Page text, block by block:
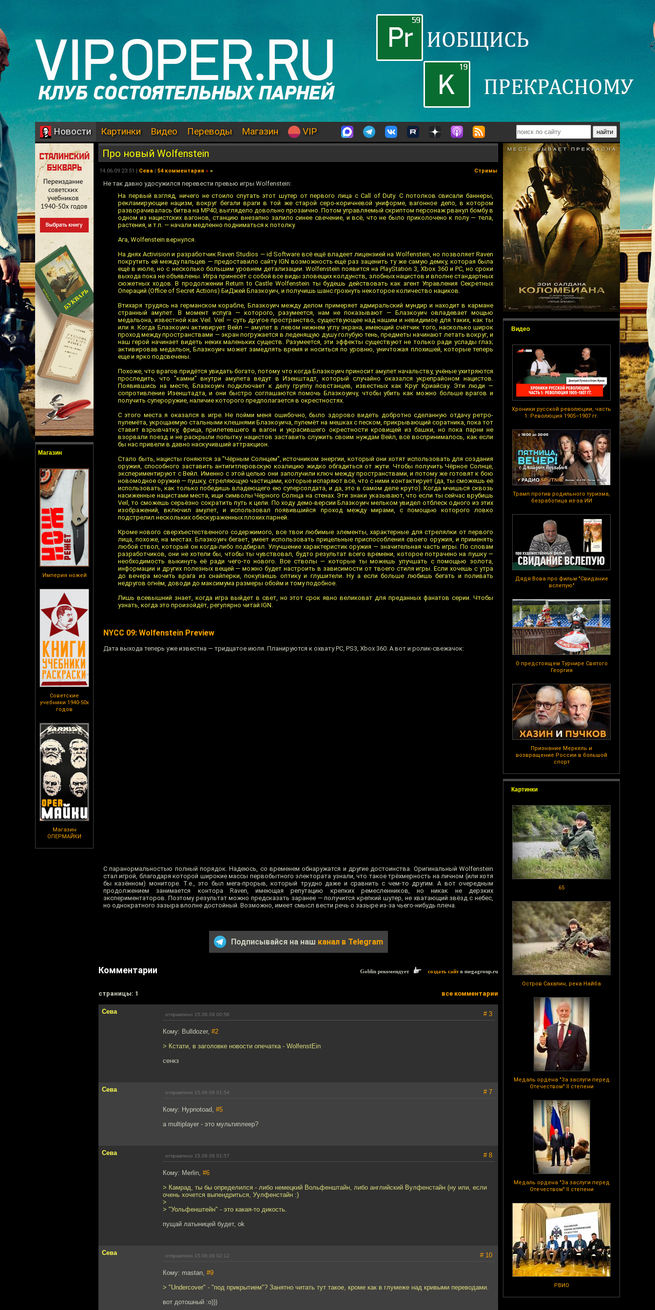
Новости Картинки Видео Переводы Магазин VIP
Магазин
Империя ножей
Советские
учебники 1940-50х
годов
Магазин
ОПЕРМАЙКИ
Видео
Хроники русской революции, часть
1: Революция 1905–1907 гг.
Трамп против родильного туризма,
безработица из-за ИИ
Дядя Вова про фильм "Свидание
вслепую"
О предстоящем Турнире Святого
Георгия
Признание Меркель и
возвращение России в большой
спорт
Картинки
65
Остров Сахалин, река Найба
Медаль ордена "За заслуги перед
Отечеством" II степени
Медаль ордена "За заслуги перед
Отечеством" II степени
РВИО
Про новый Wolfenstein
14.06.09 23:51 | Сева | 54 комментария » » Стримы
Не так давно удосужился перевести превью игры Wolfenstein:
На первый взгляд, ничего не стоило спутать этот шутер от первого лица с Call of Duty. С потолков свисали баннеры,
рекламирующие нацизм, вокруг бегали враги в той же старой серо-коричневой униформе, вагонное депо, в котором
разворачивалась битва на MP40, выглядело довольно прозаично. Потом управляемый скриптом персонаж рванул бомбу в
одном из нацистских вагонов, станцию внезапно залило синее свечение, и всё, что не было приколочено к полу — тела,
растения, и т.п. — начали медленно подниматься к потолку.
Ага, Wolfenstein вернулся.
На днях Activision и разработчик Raven Studios — id Software всё ещё владеет лицензией на Wolfenstein, но позволяет Raven
покрутить ей между пальцев — предоставило сайту IGN возможность ещё раз заценить ту же самую демку, которая была
ещё в июле, но с несколько большим уровнем детализации. Wolfenstein появится на PlayStation 3, Xbox 360 и PC, но сроки
выхода пока не объявлены. Игра принесёт с собой все виды зловещих колдунств, злобных нацистов и вполне стандартных
сюжетных ходов. В продолжении Return to Castle Wolfenstein ты будешь действовать как агент Управления Секретных
Операций (Office of Secret Actions) БиДжей Блазкоуич, и получишь шанс грохнуть некоторое количество нациков.
Втихаря трудясь на германском корабле, Блазкоуич между делом примеряет адмиральский мундир и находит в кармане
странный амулет. В момент испуга — которого, разумеется, нам не показывают — Блазкоуич овладевает мощью
медальона, известной как Veil. Veil — суть другое пространство, существующее над нашим и невидимое для таких, как ты
или я. Когда Блазкоуич активирует Вейл — амулет в левом нижнем углу экрана, имеющий счётчик того, насколько широк
проход между пространствами — экран погружается в леденящую душу голубую тень, предметы начинают летать вокруг, и
наш герой начинает видеть неких маленьких существ. Разумеется, эти эффекты существуют не только ради услады глаз;
активировав медальон, Блазкоуич может замедлять время и носиться по уровню, уничтожая плохишей, которые теперь
еще и ярко подсвечены.
Похоже, что врагов придётся увидать богато, потому что когда Блазкоуич приносит амулет начальству, учёные ухитряются
проследить, что "камни" внутри амулета ведут в Изенштадт, который случайно оказался укрепрайоном нацистов.
Появившись на месте, Блазкоуич подключает к делу группу повстанцев, известных как Круг Криайсау. Эти люди —
сопротивление Изенштадта, и они быстро соглашаются помочь Блазкоуичу, чтобы убить как можно больше врагов и
получить супероружие, наличие которого предполагается в окрестностях.
С этого места я оказался в игре. Не пойми меня ошибочно, было здорово видеть добротно сделанную отдачу ретро-
пулемёта, укрощаемую стальными клешнями Блазкоуича, пулемёт на мешках с песком, прикрывающий соратника, пока тот
ставит взрывчатку, фрица, прилетевшего в вагон и украсившего окрестности кровищей из башки, но пока парни не
взорвали поезд и не раскрыли попытку нацистов заставить служить своим нуждам Вейл, всё воспринималось, как если
бы нас привели в давно наскучивший аттракцион.
Стало быть, нацисты гоняются за "Чёрным Солнцем", источником энергии, который они хотят использовать для создания
оружия, способного заставить антигитлеровскую коалицию жидко обгадиться от жути. Чтобы получить Чёрное Солнце,
экспериментируют с Вейл. Именно с этой целью они заполучили ключ между пространствами, и потому же готовят к бою
новомодное оружие — пушку, стреляющую частицами, которые испаряют всё, что с ними контактирует (да, ты сможешь её
использовать, как только победишь владеющего ею суперсолдата, и да, это в самом деле круто). Когда мчишься сквозь
насиженные нацистами места, ищи символы Чёрного Солнца на стенах. Эти знаки указывают, что если ты сейчас врубишь
Veil, то сможешь серьёзно сократить путь к цели. По ходу демо-версии Блазкоуич мельком увидел отблеск одного из этих
изображений, включил амулет, и использовал появившийся проход между мирами, с помощью которого ловко
подстрелил нескольких обескураженных плохих парней.
Кроме нового сверхъестественного содержимого, все твои любимые элементы, характерные для стрелялки от первого
лица, похоже, на местах. Блазкоуич бегает, умеет использовать прицельные приспособления своего оружия, и применять
любой ствол, который он когда-либо подбирал. Улучшение характеристик оружия — значительная часть игры. По словам
разработчиков, они не хотели бы, чтобы ты чувствовал, будто результат всего времени, которое потрачено на пушку —
необходимость выкинуть её ради чего-то нового. Все стволы — которые ты можешь улучшать с помощью золота,
информации и других полезных вещей — можно будет настроить в зависимости от твоего стиля игры. Если хочешь с утра
до вечера мочить врага из снайперки, покупаешь оптику и глушители. Ну а если больше любишь бегать и поливать
недругов огнём, доводи до максимума размеры обойм и тому подобное.
Лишь всевышний знает, когда игра выйдет в свет, но этот срок явно великоват для преданных фанатов серии. Чтобы
узнать, когда это произойдёт, регулярно читай IGN.
NYCC 09: Wolfenstein Preview
Дата выхода теперь уже известна — тридцатое июля. Планируются к охвату PC, PS3, Xbox 360. А вот и ролик-свежачок:
С паранормальностью полный порядок. Надеюсь, со временем обнаружатся и другие достоинства. Оригинальный Wolfenstein
стал игрой, благодаря которой широкие массы первобытного электората узнали, что такое трёхмерность на личном (или хотя
бы казённом) мониторе. Т.е., это был мега-прорыв, который трудно даже и сравнить с чем-то другим. А вот очередным
продолжением занимается контора Raven, имеющая репутацию крепких ремесленников, но никак не дерзких
экспериментаторов. Поэтому результат можно предсказать заранее — получится крепкий шутер, не хватающий звёзд с небес,
но однократного зазыра вполне достойный. Возможно, имеет смысл вести речь о зазыре из-за чьего-нибудь плеча.
Подписывайся на наш канал в Telegram
Комментарии Goblin рекомендует создать сайтв megagroup.ru
cтраницы: 1 все комментарии
Сева отправлено 15.06.09 00:56 # 3
Кому: Bulldozer, #2
> Кстати, в заголовке новости опечатка - WolfenstEin
сенкз
Сева отправлено 15.06.09 01:54 # 7
Кому: Hypnotoad, #5
а multiplayer - это мультиплеер?
Сева отправлено 15.06.09 01:57 # 8
Кому: Merlin, #6
> Камрад, ты бы определился - либо немецкий Вольфенштайн, либо английский Вулфенстайн (ну или, если
очень хочется выпендриться, Уулфенстайн :)
>
> "Уольфенштейн" - это какая-то дикость.
пущай латыницей будет, ok
Сева отправлено 15.06.09 02:12 # 10
Кому: mastan, #9
> "Undercover" - "под прикрытием"? Занятно читать тут такое, кроме как в глумеже над кривыми переводами.
вот дотошный :о)))